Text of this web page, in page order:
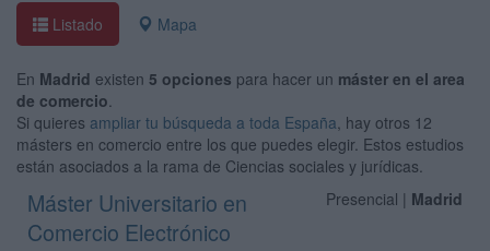
Listado Mapa
En Madrid existen 5 opciones para hacer un máster en el area
de comercio.
Si quieres ampliar tu búsqueda a toda España, hay otros 12
másters en comercio entre los que puedes elegir. Estos estudios
están asociados a la rama de Ciencias sociales y jurídicas.
Presencial | Madrid
Máster Universitario en
Comercio Electrónico